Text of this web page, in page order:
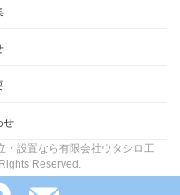
せ
設置なら有限会社ウタシロ工
Reserved.